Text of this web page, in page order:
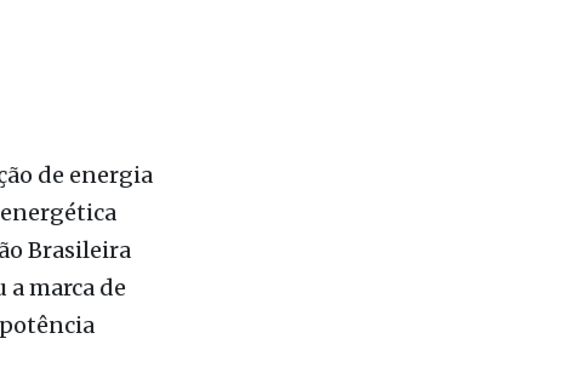
de energia
Brasileira
solar
de CO²